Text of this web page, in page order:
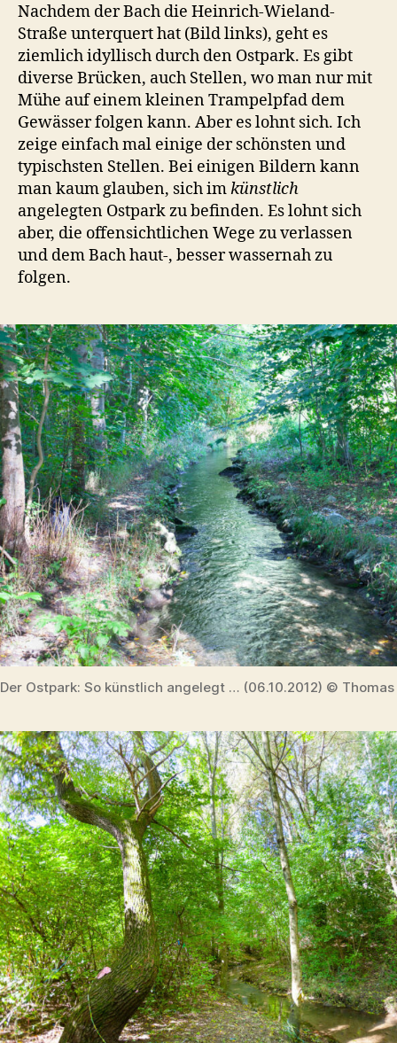
Nachdem der Bach die Heinrich-Wieland-
Straße unterquert hat (Bild links), geht es
ziemlich idyllisch durch den Ostpark. Es gibt
diverse Brücken, auch Stellen, wo man nur mit
Mühe auf einem kleinen Trampelpfad dem
Gewässer folgen kann. Aber es lohnt sich. Ich
zeige einfach mal einige der schönsten und
typischsten Stellen. Bei einigen Bildern kann
man kaum glauben, sich imkünstlich
angelegten Ostpark zu befinden. Es lohnt sich
aber, die offensichtlichen Wege zu verlassen
und dem Bach haut-, besser wassernah zu
folgen.
Der Ostpark: So künstlich angelegt … (06.10.2012) ©